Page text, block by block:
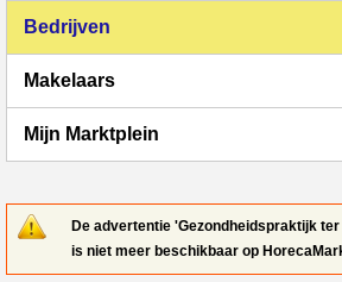
Bedrijven
Makelaars
Mijn Marktplein
De advertentie 'Gezondheidspraktijk
is niet meer beschikbaar op